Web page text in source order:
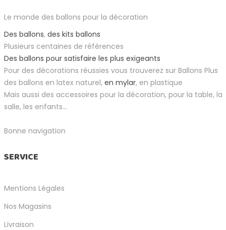
Le monde des ballons pour la décoration
Des ballons, des kits ballons
Plusieurs centaines de références
Des ballons pour satisfaire les plus exigeants
Pour des décorations réussies vous trouverez sur Ballons Plus
des ballons en latex naturel, en mylar, en plastique
Mais aussi des accessoires pour la décoration, pour la table, la
salle, les enfants...
Bonne navigation
SERVICE
Mentions Légales
Nos Magasins
Livraison